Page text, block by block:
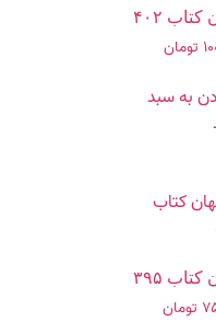
۴۰۲
تومان
به سبد
۳۹۵
تومان